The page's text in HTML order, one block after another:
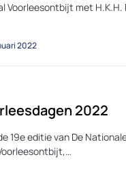
Voorleesontbijt met H.K.H.
2022
2022
19e editie van De